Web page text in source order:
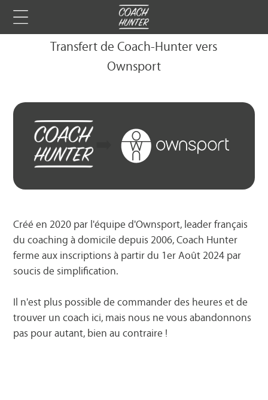
Transfert de Coach-Hunter vers
Ownsport
Créé en 2020 par l'équipe d'Ownsport, leader français
du coaching à domicile depuis 2006, Coach Hunter
ferme aux inscriptions à partir du 1er Août 2024 par
soucis de simplification.
Il n'est plus possible de commander des heures et de
trouver un coach ici, mais nous ne vous abandonnons
pas pour autant, bien au contraire !